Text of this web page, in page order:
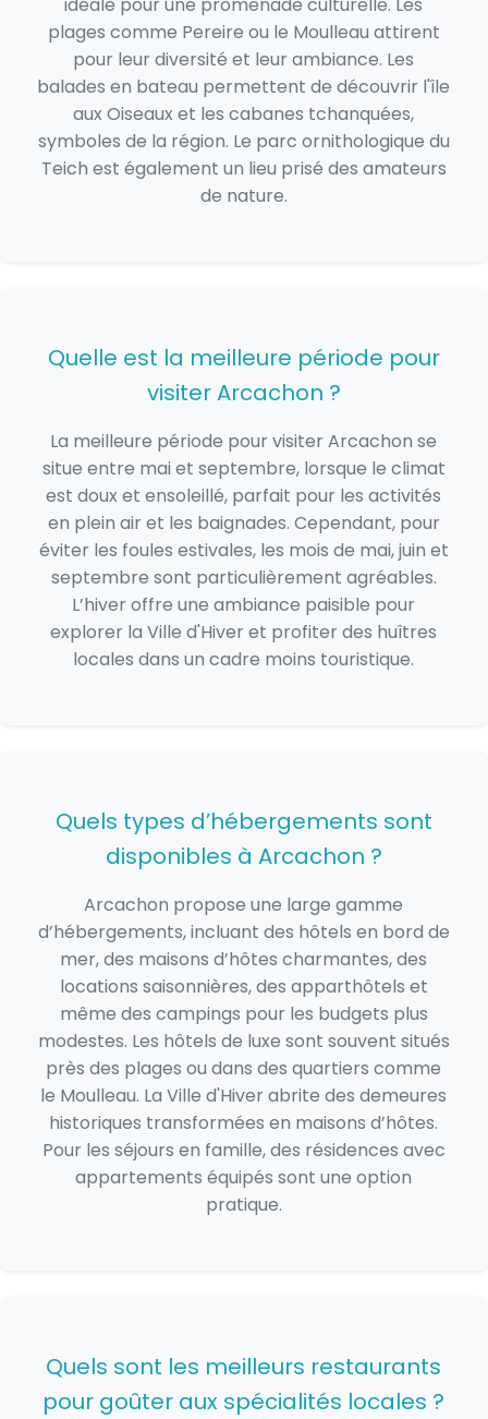
plages comme Pereire ou le Moulleau attirent
pour leur diversité et leur ambiance. Les
balades en bateau permettent de découvrir l'île
aux Oiseaux et les cabanes tchanquées,
symboles de la région. Le parc ornithologique du
Teich est également un lieu prisé des amateurs
de nature.
Quelle est la meilleure période pour
visiter Arcachon ?
La meilleure période pour visiter Arcachon se
situe entre mai et septembre, lorsque le climat
est doux et ensoleillé, parfait pour les activités
en plein air et les baignades. Cependant, pour
éviter les foules estivales, les mois de mai, juin et
septembre sont particulièrement agréables.
L’hiver offre une ambiance paisible pour
explorer la Ville d'Hiver et profiter des huîtres
locales dans un cadre moins touristique.
Quels types d’hébergements sont
disponibles à Arcachon ?
Arcachon propose une large gamme
d’hébergements, incluant des hôtels en bord de
mer, des maisons d’hôtes charmantes, des
locations saisonnières, des apparthôtels et
même des campings pour les budgets plus
modestes. Les hôtels de luxe sont souvent situés
près des plages ou dans des quartiers comme
le Moulleau. La Ville d'Hiver abrite des demeures
historiques transformées en maisons d’hôtes.
Pour les séjours en famille, des résidences avec
appartements équipés sont une option
pratique.
Quels sont les meilleurs restaurants
pour goûter aux spécialités locales ?